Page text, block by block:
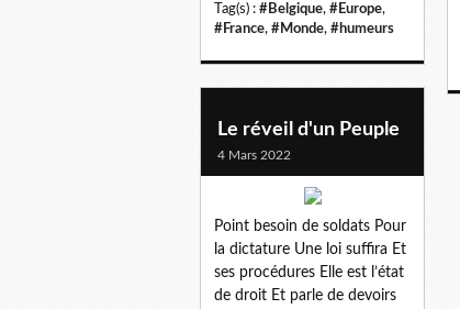
Tag(s) : #Belgique, #Europe,
#France, #Monde, #humeurs
Le réveil d'un Peuple
4 Mars 2022
Point besoin de soldats Pour
la dictature Une loi suffira Et
ses procédures Elle est l’état
de droit Et parle de devoirs